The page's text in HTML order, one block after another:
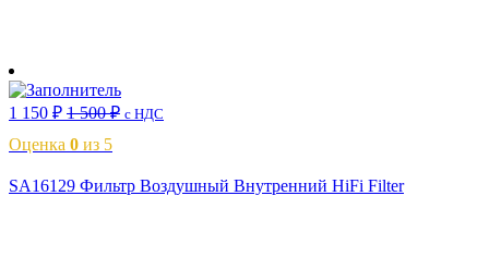
1 150 ₽ 1 500₽ с НДС
Оценка 0 из 5
SA16129 Фильтр Воздушный Внутренний HiFi Filter